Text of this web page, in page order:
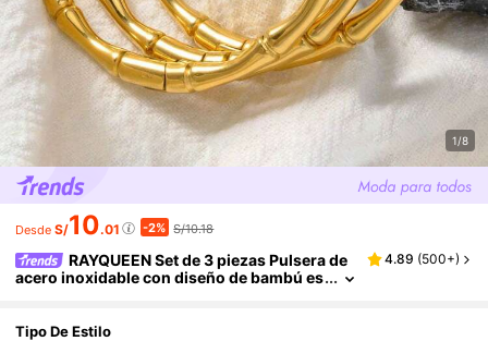
1/8
Desde S/10.01 -2% S/10.18
RAYQUEEN Set de 3 piezas Pulsera de
acero inoxidable con diseño de bambú es
co para la madre o la novia
4.89 (500+)
Tipo De Estilo